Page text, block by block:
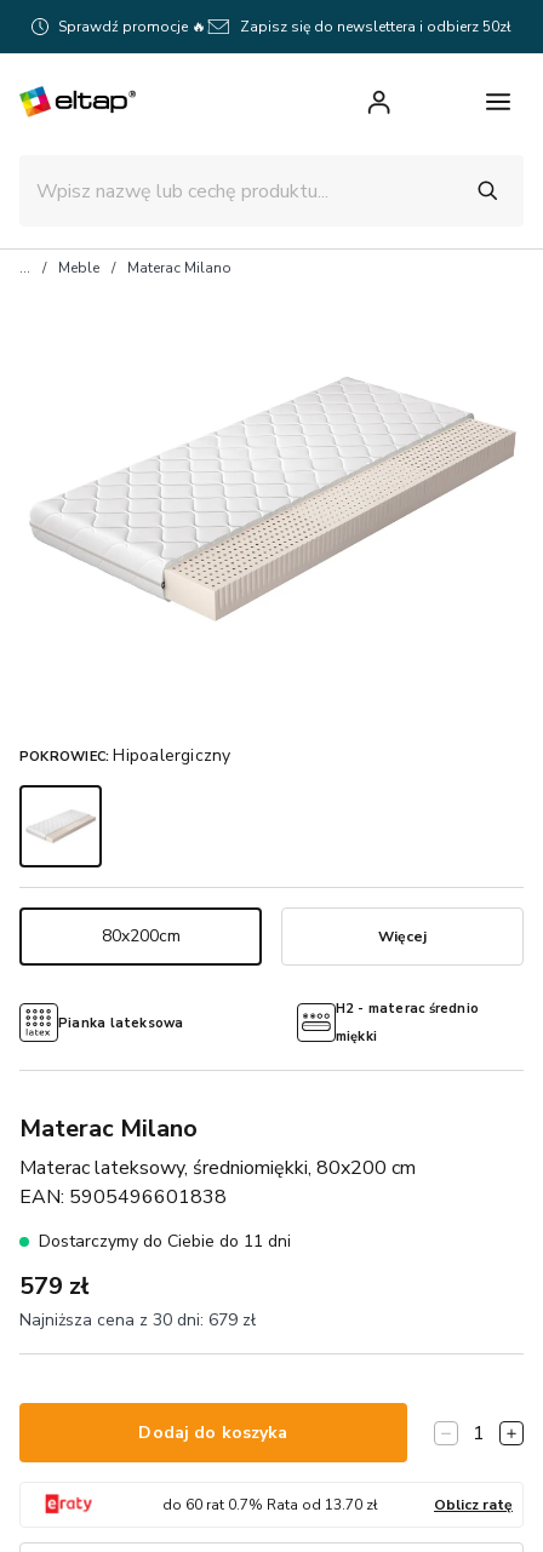
Sprawdź promocje 🔥 Zapisz się do newslettera i odbierz 50zł
Meble Materac Milano
Materac Milano
Materac lateksowy, średniomiękki, 80x200 cm
EAN: 5905496601838
Dostarczymy do Ciebie do 11 dni
579 zł
Najniższa cena z 30 dni: 679 zł
POKROWIEC: Hipoalergiczny
Pianka lateksowa
H2 - materac średnio
miękki
80x200cm Więcej
Dodaj do koszyka 1
do 60 rat 0.7% Rata od 13.70 zł Oblicz ratę